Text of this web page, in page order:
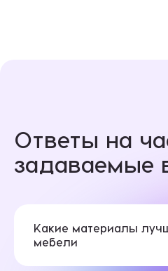
Ответы на
задаваемые
Какие материалы
мебели
экологичные и